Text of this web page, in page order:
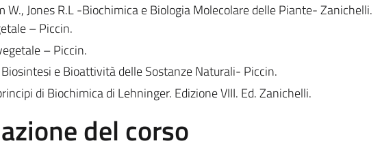
W., Jones R.L -Biochimica e Biologia Molecolare delle Piante- Zanichelli.
– Piccin.
– Piccin.
e Bioattività delle Sostanze Naturali- Piccin.
di Biochimica di Lehninger. Edizione VIII. Ed. Zanichelli.
del corso